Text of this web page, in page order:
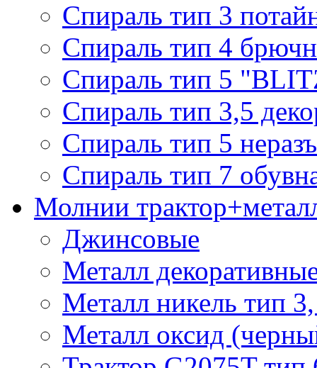
Спираль тип 3
Спираль тип 4
Спираль тип 5
Спираль тип 3,5
Спираль тип 5
Спираль тип 7
Молнии
Джинсовые
Металл
Металл никель тип
Металл оксид